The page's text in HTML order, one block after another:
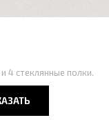
4 стеклянные полки.